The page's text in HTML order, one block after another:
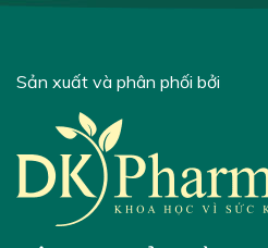
Sản xuất và phân phối bởi